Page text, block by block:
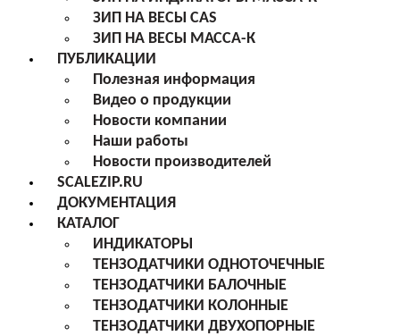
ЗИП НА ВЕСЫ CAS
ЗИП НА ВЕСЫ МАССА-К
ПУБЛИКАЦИИ
Полезная информация
Видео о продукции
Новости компании
Наши работы
Новости производителей
SCALEZIP.RU
ДОКУМЕНТАЦИЯ
КАТАЛОГ
ИНДИКАТОРЫ
ТЕНЗОДАТЧИКИ ОДНОТОЧЕЧНЫЕ
ТЕНЗОДАТЧИКИ БАЛОЧНЫЕ
ТЕНЗОДАТЧИКИ КОЛОННЫЕ
ТЕНЗОДАТЧИКИ ДВУХОПОРНЫЕ